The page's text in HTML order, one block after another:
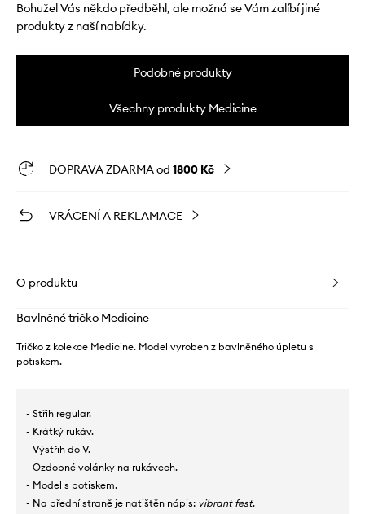
Bohužel Vás někdo předběhl, ale možná se Vám zalíbí jiné
produkty z naší nabídky.
Podobné produkty
Všechny produkty Medicine
DOPRAVA ZDARMA od 1800 Kč
VRÁCENÍ A REKLAMACE
O produktu
Bavlněné tričko Medicine
Tričko z kolekce Medicine. Model vyroben z bavlněného úpletu s
potiskem.
- Střih regular.
- Krátký rukáv.
- Výstřih do V.
- Ozdobné volánky na rukávech.
- Model s potiskem.
- Na přední straně je natištěn nápis: vibrant fest.